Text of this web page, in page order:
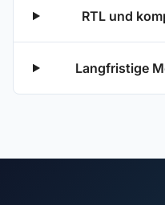
RTL und
Langfristige